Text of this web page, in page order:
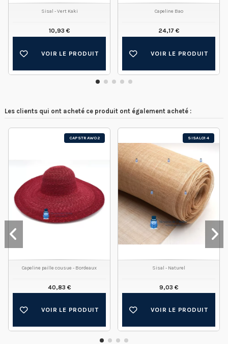
Sisal - Vert Kaki
10,93 €
VOIR LE PRODUIT
Capeline Bao
24,17 €
VOIR LE PRODUIT
Les clients qui ont acheté ce produit ont également acheté :
CAPSTRAW02
Capeline paille cousue - Bordeaux
40,83 €
VOIR LE PRODUIT
SISAL014
Sisal - Naturel
9,03 €
VOIR LE PRODUIT